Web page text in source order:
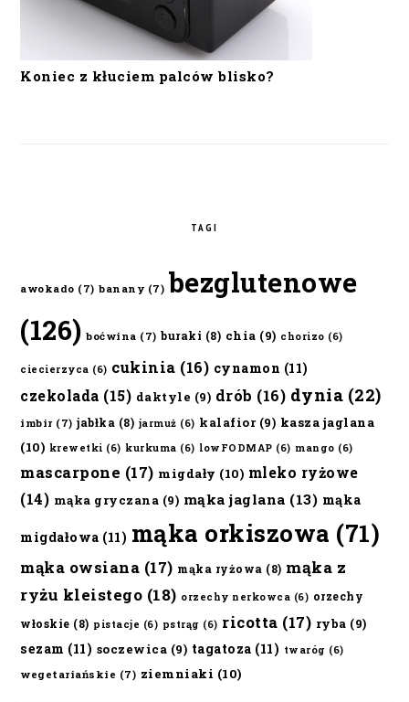
Koniec z kłuciem palców blisko?
TAGI
awokado (7) banany (7) bezglutenowe
(126) boćwina (7) buraki (8) chia (9) chorizo (6)
ciecierzyca (6) cukinia (16) cynamon (11)
czekolada (15) daktyle (9) drób (16) dynia (22)
imbir (7) jabłka (8) jarmuż (6) kalafior(9) kasza jaglana
(10) krewetki (6) kurkuma (6) lowFODMAP (6) mango (6)
mascarpone (17) migdały (10) mleko ryżowe
(14) mąka gryczana (9) mąka jaglana (13) mąka
migdałowa (11) mąka orkiszowa (71)
mąka owsiana (17) mąka ryżowa (8) mąka z
ryżu kleistego (18) orzechy nerkowca (6) orzechy
włoskie (8) pistacje (6) pstrąg (6) ricotta (17) ryba (9)
sezam (11) soczewica (9) tagatoza (11) twaróg (6)
wegetariańskie (7) ziemniaki (10)